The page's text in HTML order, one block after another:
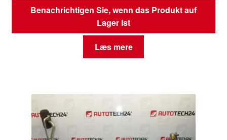
Benachrichtigen Sie, wenn das Produkt auf
Lager ist
Læs mere